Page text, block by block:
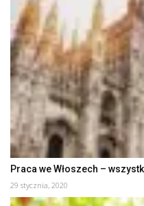
Praca we Włoszech –
29 stycznia, 2020